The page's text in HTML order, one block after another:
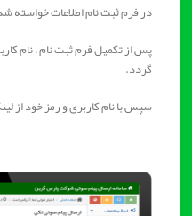
در فرم ثبت نام اطلاعات خواسته
پس از تکمیل فرم ثبت نام ، نام
گردد.
سپس با نام کاربری و رمز خود از